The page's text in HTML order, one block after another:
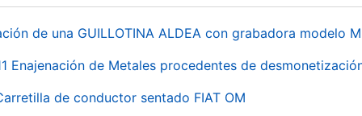
de una GUILLOTINA ALDEA con grabadora modelo
Enajenación de Metales procedentes de
de conductor sentado FIAT OM